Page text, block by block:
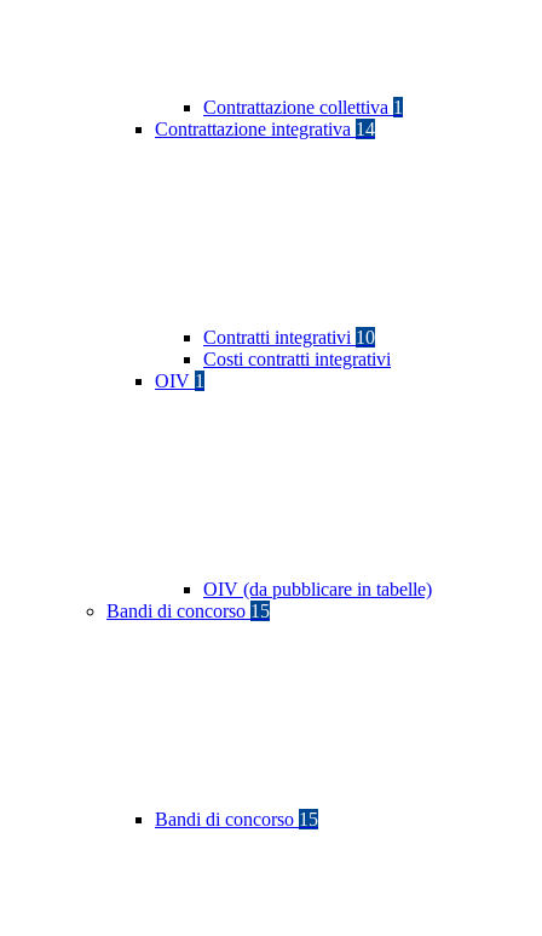
Contrattazione collettiva 1
Contrattazione integrativa 14
Contratti integrativi 10
Costi contratti integrativi
OIV 1
OIV (da pubblicare in tabelle)
Bandi di concorso 15
Bandi di concorso 15